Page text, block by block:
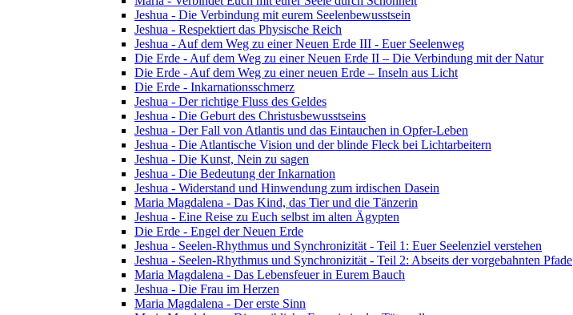
Jeshua - Die Verbindung mit eurem Seelenbewusstsein
Jeshua - Respektiert das Physische Reich
Jeshua - Auf dem Weg zu einer Neuen Erde III - Euer Seelenweg
Die Erde - Auf dem Weg zu einer Neuen Erde II – Die Verbindung mit der Natur
Die Erde - Auf dem Weg zu einer neuen Erde – Inseln aus Licht
Die Erde - Inkarnationsschmerz
Jeshua - Der richtige Fluss des Geldes
Jeshua - Die Geburt des Christusbewusstseins
Jeshua - Der Fall von Atlantis und das Eintauchen in Opfer-Leben
Jeshua - Die Atlantische Vision und der blinde Fleck bei Lichtarbeitern
Jeshua - Die Kunst, Nein zu sagen
Jeshua - Die Bedeutung der Inkarnation
Jeshua - Widerstand und Hinwendung zum irdischen Dasein
Maria Magdalena - Das Kind, das Tier und die Tänzerin
Jeshua - Eine Reise zu Euch selbst im alten Ägypten
Die Erde - Engel der Neuen Erde
Jeshua - Seelen-Rhythmus und Synchronizität - Teil 1: Euer Seelenziel verstehen
Jeshua - Seelen-Rhythmus und Synchronizität - Teil 2: Abseits der vorgebahnten Pfade
Maria Magdalena - Das Lebensfeuer in Eurem Bauch
Jeshua - Die Frau im Herzen
Maria Magdalena - Der erste Sinn